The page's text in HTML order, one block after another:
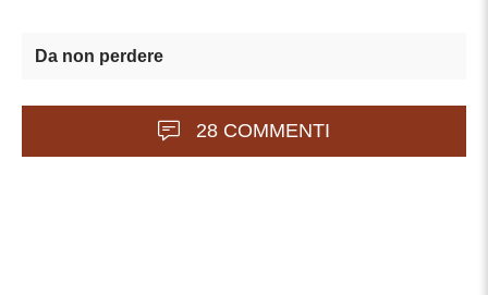
Da non perdere
28 COMMENTI